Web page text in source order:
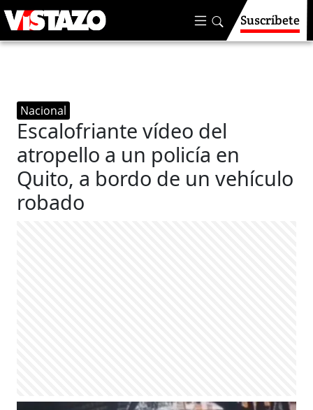
Suscríbete
Nacional
Escalofriante vídeo del
atropello a un policía en
Quito, a bordo de un vehículo
robado